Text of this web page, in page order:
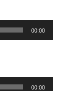
00:00
00:00